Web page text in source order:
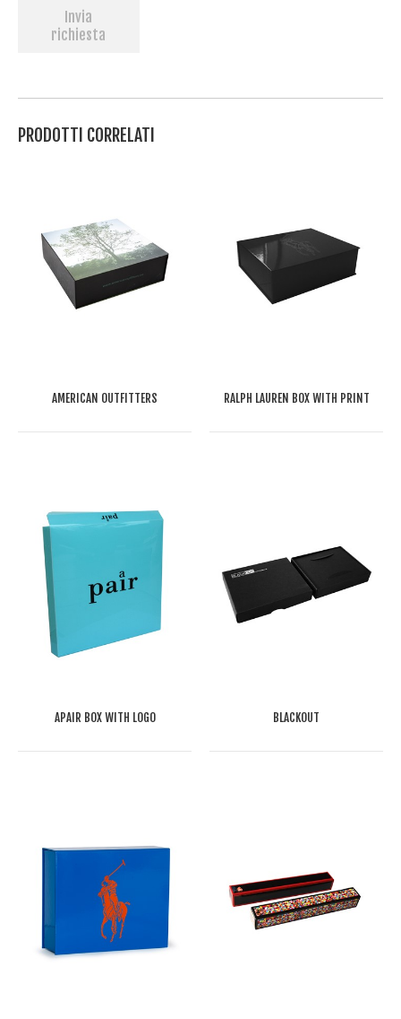
Invia
richiesta
PRODOTTI CORRELATI
AMERICAN OUTFITTERS RALPH LAUREN BOX WITH PRINT
APAIR BOX WITH LOGO BLACKOUT